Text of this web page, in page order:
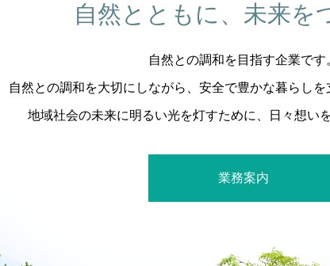
自然とともに、未来を
自然との調和を目指す企業です
自然との調和を大切にしながら、安全で豊かな暮らしを
地域社会の未来に明るい光を灯すために、日々想い
業務案内